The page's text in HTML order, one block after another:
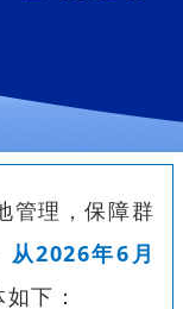
管理，保障群
从2026年6月
如下：